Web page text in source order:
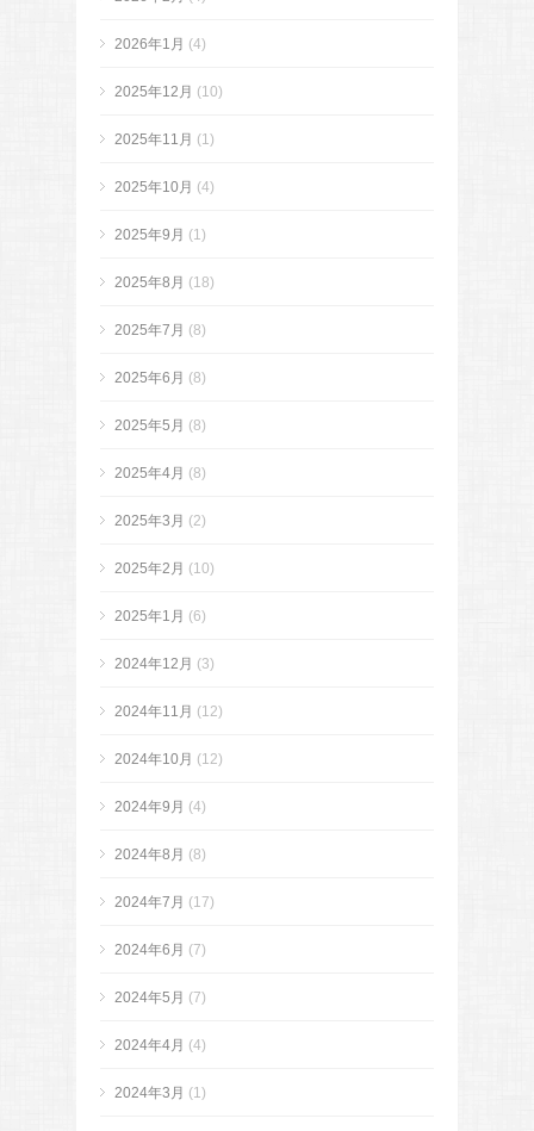
2026年1月 (4)
2025年12月 (10)
2025年11月 (1)
2025年10月 (4)
2025年9月 (1)
2025年8月 (18)
2025年7月 (8)
2025年6月 (8)
2025年5月 (8)
2025年4月 (8)
2025年3月 (2)
2025年2月 (10)
2025年1月 (6)
2024年12月 (3)
2024年11月 (12)
2024年10月 (12)
2024年9月 (4)
2024年8月 (8)
2024年7月 (17)
2024年6月 (7)
2024年5月 (7)
2024年4月 (4)
2024年3月 (1)